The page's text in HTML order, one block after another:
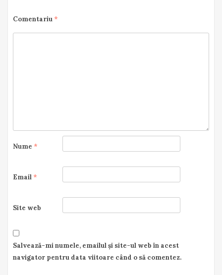
Comentariu *
Nume *
Email *
Site web
Salvează-mi numele, emailul și site-ul web în acest
navigator pentru data viitoare când o să comentez.